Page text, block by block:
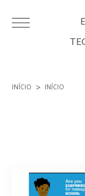
INÍCIO INÍCIO
Páginas